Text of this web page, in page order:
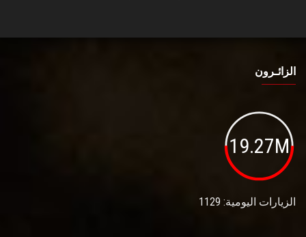
الزائـرون
19.27M
الزيارات اليومية: 1129